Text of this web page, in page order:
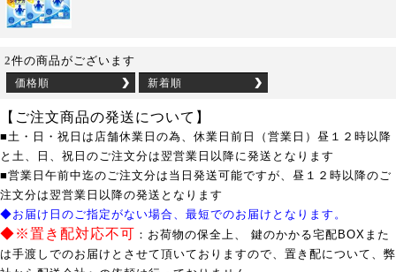
2件の商品がございます
価格順 新着順
【ご注文商品の発送について】
■土・日・祝日は店舗休業日の為、休業日前日（営業日）昼１２時以降
と土、日、祝日のご注文分は翌営業日以降に発送となります
■営業日午前中迄のご注文分は当日発送可能ですが、昼１２時以降のご
注文分は翌営業日以降の発送となります
◆お届け日のご指定がない場合、最短でのお届けとなります。
◆※置き配対応不可 ：お荷物の保全上、 鍵のかかる宅配BOXまた
は手渡しでのお届けとさせて頂いておりますので、置き配について、弊